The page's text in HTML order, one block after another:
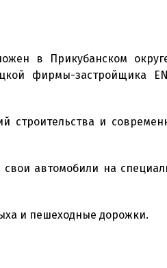
в Прикубанском
фирмы-застройщика
строительства и
свои автомобили на
и пешеходные дорожки.